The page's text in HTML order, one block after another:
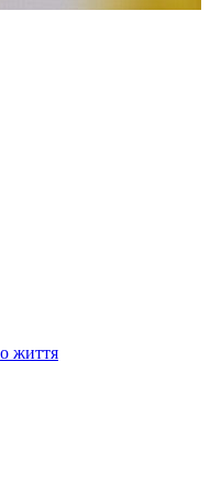
життя